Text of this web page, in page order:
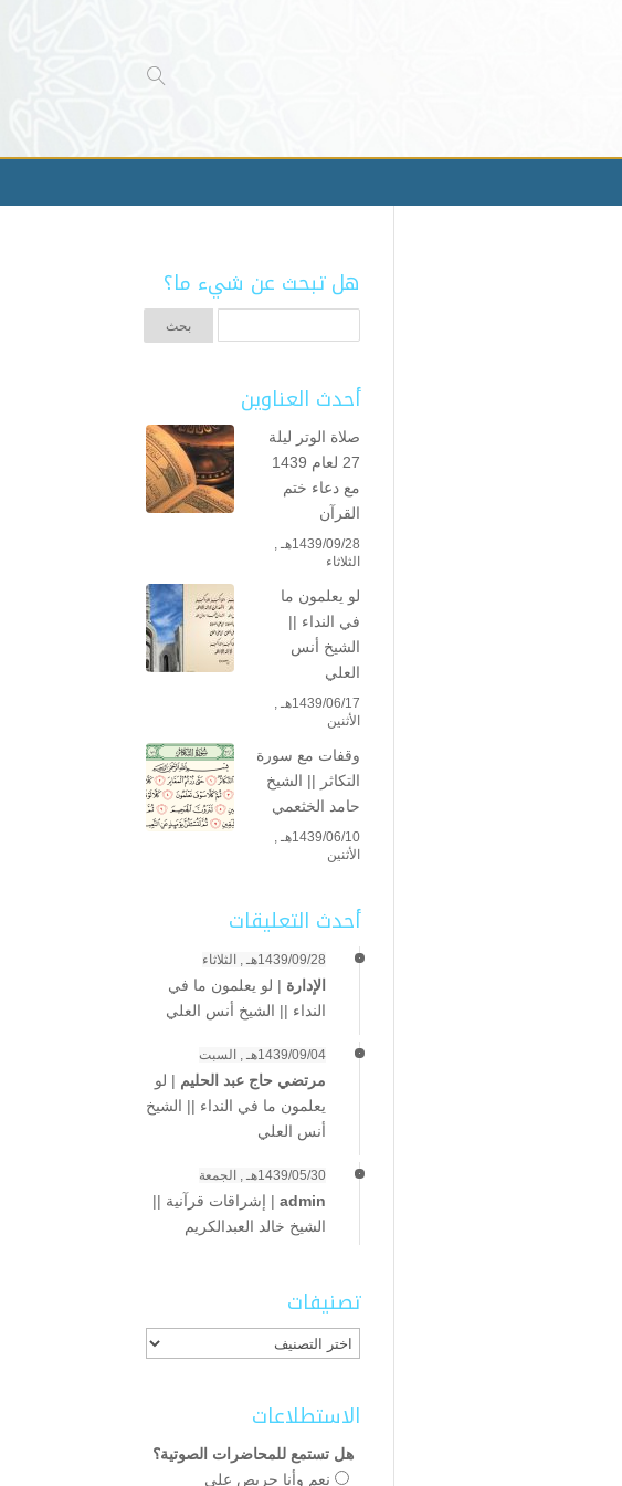
هل تبحث عن شيء ما؟
أحدث العناوين
صلاة الوتر ليلة
27 لعام 1439
مع دعاء ختم
القرآن
1439/09/28هـ ,
الثلاثاء
لو يعلمون ما
في النداء ||
الشيخ أنس
العلي
1439/06/17هـ ,
الأثنين
وقفات مع سورة
التكاثر || الشيخ
حامد الخثعمي
1439/06/10هـ ,
الأثنين
أحدث التعليقات
1439/09/28هـ , الثلاثاء
الإدارة | لو يعلمون ما في
النداء || الشيخ أنس العلي
1439/09/04هـ , السبت
مرتضي حاج عبد الحليم | لو
يعلمون ما في النداء || الشيخ
أنس العلي
1439/05/30هـ , الجمعة
admin
| إشراقات قرآنية ||
الشيخ خالد العبدالكريم
تصنيفات
تصنيفات
الاستطلاعات
هل تستمع للمحاضرات الصوتية؟
نعم وأنا حريص على